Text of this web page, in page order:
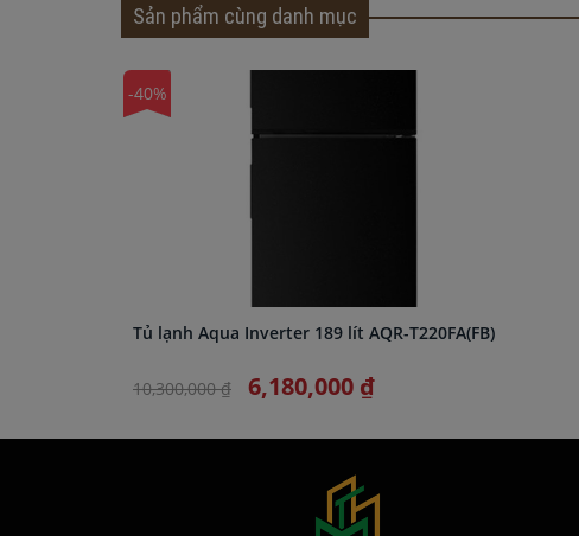
Sản phẩm cùng danh mục
-40%
Tủ lạnh Aqua Inverter 189 lít AQR-T220FA(FB)
10,300,000 ₫ 6,180,000 ₫